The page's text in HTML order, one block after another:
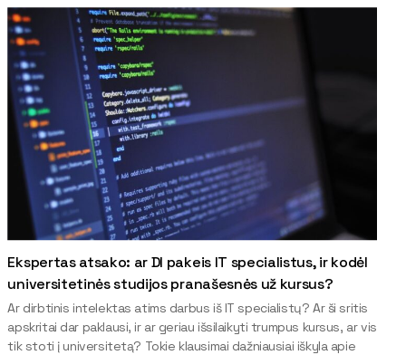
Ekspertas atsako: ar DI pakeis IT specialistus, ir kodėl
universitetinės studijos pranašesnės už kursus?
Ar dirbtinis intelektas atims darbus iš IT specialistų? Ar ši sritis
apskritai dar paklausi, ir ar geriau išsilaikyti trumpus kursus, ar vis
tik stoti į universitetą? Tokie klausimai dažniausiai iškyla apie